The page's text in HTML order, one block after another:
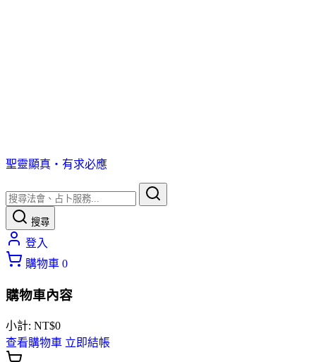
聖靈顯真・有求必應
搜尋
登入
購物車 0
購物車內容
小計: NT$0
查看購物車 立即結帳